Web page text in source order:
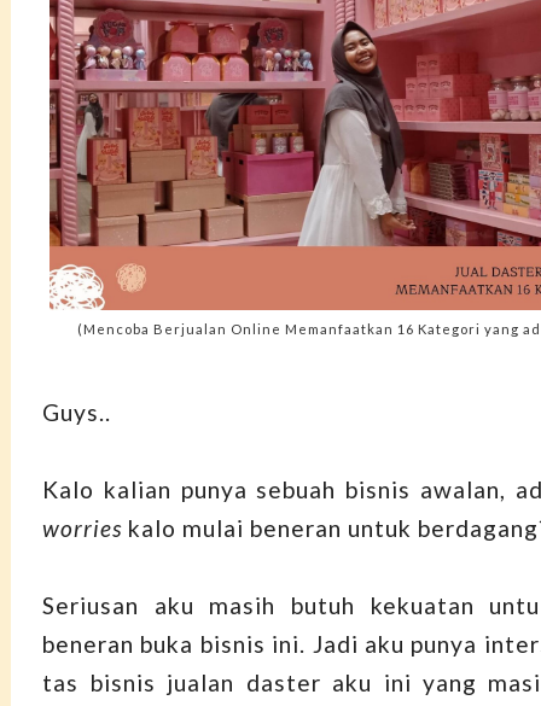
(Mencoba Berjualan Online Memanfaatkan 16 Kategori yang
Guys..
Kalo kalian punya sebuah bisnis awalan,
worries kalo mulai beneran untuk
Seriusan aku masih butuh kekuatan
beneran buka bisnis ini. Jadi aku punya
tas bisnis jualan daster aku ini yang